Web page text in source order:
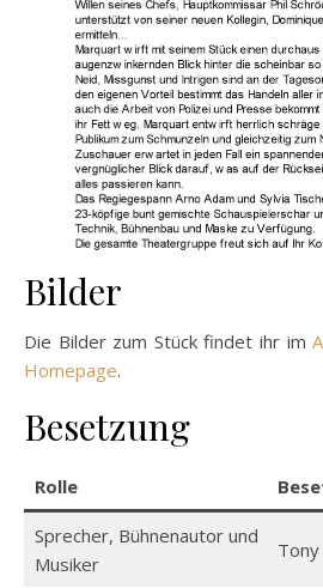
Bilder
Die Bilder zum Stück findet ihr im
Homepage.
Besetzung
Rolle
Sprecher, Bühnenautor und
Musiker